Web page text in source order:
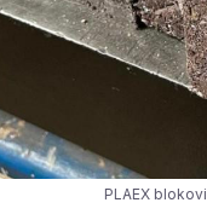
PLAEX